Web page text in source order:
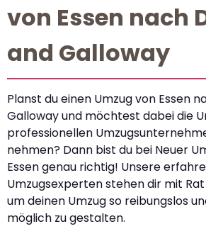
von Essen nach
and Galloway
Planst du einen Umzug von Essen
Galloway und möchtest dabei die
professionellen
nehmen? Dann bist du bei Neuer
Essen genau richtig! Unsere
Umzugsexperten stehen dir mit
um deinen Umzug so reibungslos
möglich zu gestalten.